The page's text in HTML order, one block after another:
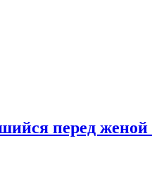
перед